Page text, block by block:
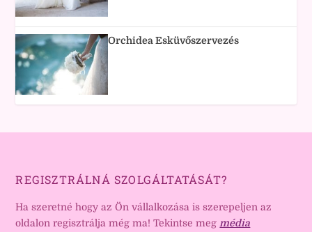
Orchidea Esküvőszervezés
REGISZTRÁLNÁ SZOLGÁLTATÁSÁT?
Ha szeretné hogy az Ön vállalkozása is szerepeljen az
oldalon regisztrálja még ma! Tekintse megmédia